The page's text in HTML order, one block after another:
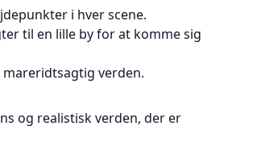
i hver scene.
til en lille by for at komme sig
mareridtsagtig verden.
og realistisk verden, der er